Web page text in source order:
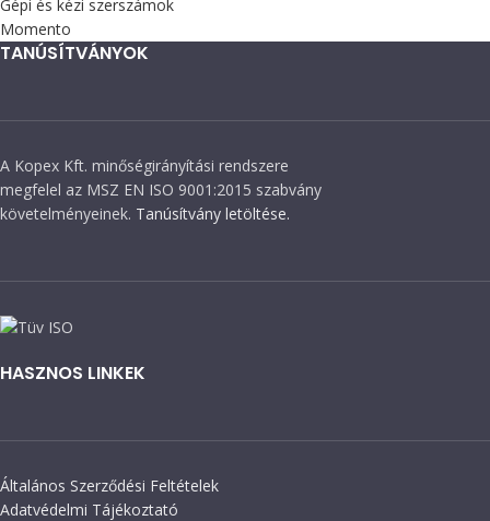
Gépi és kézi szerszámok
Momento
TANÚSÍTVÁNYOK
A Kopex Kft. minőségirányítási rendszere
megfelel az MSZ EN ISO 9001:2015 szabvány
követelményeinek. Tanúsítvány letöltése.
HASZNOS LINKEK
Általános Szerződési Feltételek
Adatvédelmi Tájékoztató